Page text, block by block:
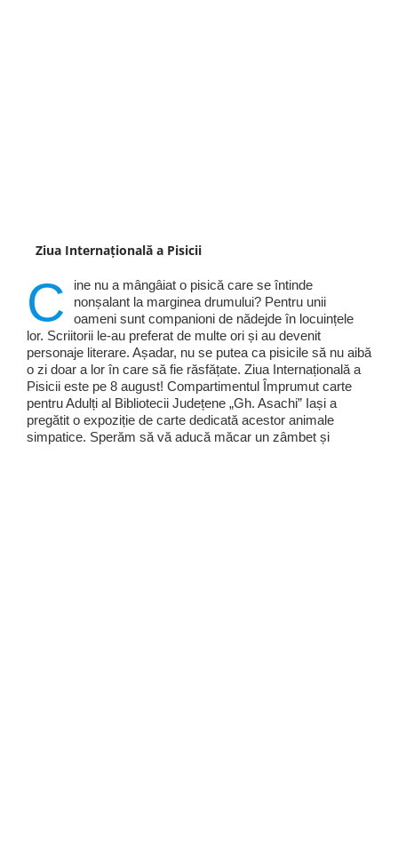
Ziua Internațională a Pisicii
C
ine nu a mângâiat o pisică care se întinde
nonșalant la marginea drumului? Pentru unii
oameni sunt companioni de nădejde în locuințele
lor. Scriitorii le-au preferat de multe ori și au devenit
personaje literare. Așadar, nu se putea ca pisicile să nu aibă
o zi doar a lor în care să fie răsfățate. Ziua Internațională a
Pisicii este pe 8 august! Compartimentul Împrumut carte
pentru Adulți al Bibliotecii Județene „Gh. Asachi” Iași a
pregătit o expoziție de carte dedicată acestor animale
simpatice. Sperăm să vă aducă măcar un zâmbet și